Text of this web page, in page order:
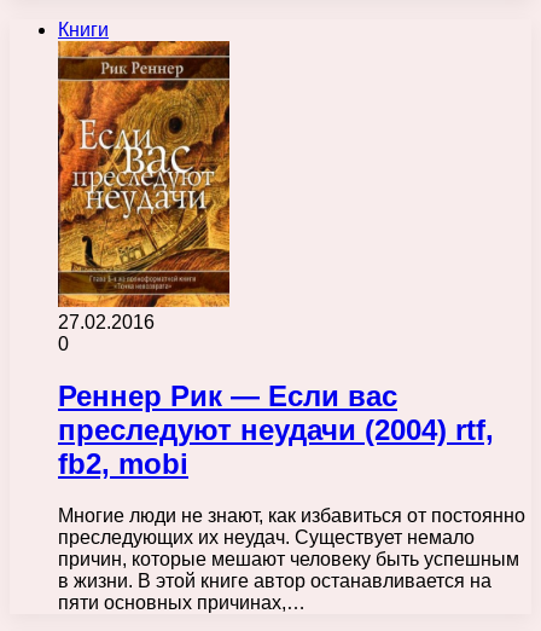
Книги
27.02.2016
0
Реннер Рик — Если вас
преследуют неудачи (2004) rtf,
fb2, mobi
Многие люди не знают, как избавиться от постоянно
преследующих их неудач. Существует немало
причин, которые мешают человеку быть успешным
в жизни. В этой книге автор останавливается на
пяти основных причинах,…